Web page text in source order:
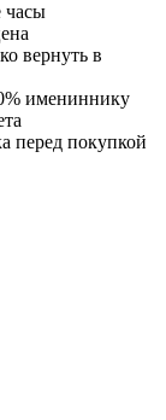
часы
вернуть в
имениннику
перед покупкой